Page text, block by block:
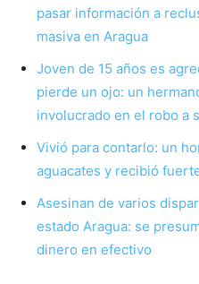
pasar información a
masiva en Aragua
Joven de 15 años es
pierde un ojo: un
involucrado en el robo a
Vivió para contarlo: un
aguacates y recibió
Asesinan de varios
estado Aragua: se
dinero en efectivo